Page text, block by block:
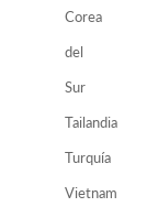
Corea
del
Sur
Tailandia
Turquía
Vietnam